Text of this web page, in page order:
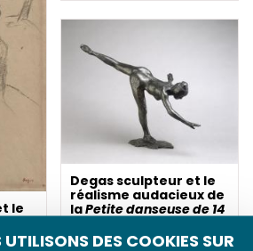
UTILISONS DES COOKIES SUR
le
de
14
Degas sculpteur et le
réalisme audacieux de
laPetite danseuse de 14